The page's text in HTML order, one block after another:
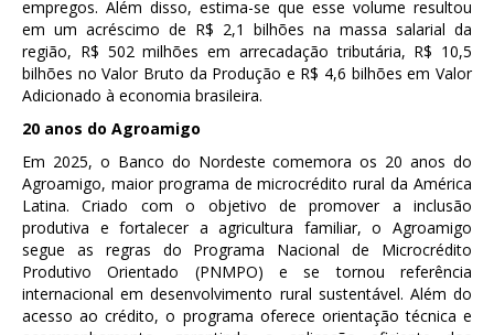
empregos. Além disso, estima-se que esse volume resultou
em um acréscimo de R$ 2,1 bilhões na massa salarial da
região, R$ 502 milhões em arrecadação tributária, R$ 10,5
bilhões no Valor Bruto da Produção e R$ 4,6 bilhões em Valor
Adicionado à economia brasileira.
20 anos do Agroamigo
Em 2025, o Banco do Nordeste comemora os 20 anos do
Agroamigo, maior programa de microcrédito rural da América
Latina. Criado com o objetivo de promover a inclusão
produtiva e fortalecer a agricultura familiar, o Agroamigo
segue as regras do Programa Nacional de Microcrédito
Produtivo Orientado (PNMPO) e se tornou referência
internacional em desenvolvimento rural sustentável. Além do
acesso ao crédito, o programa oferece orientação técnica e